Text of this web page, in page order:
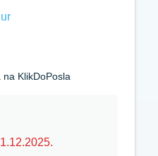
na KlikDoPosla